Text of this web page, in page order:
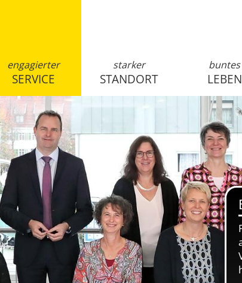
engagierter
SERVICE
starker
STANDORT
buntes
LEBEN